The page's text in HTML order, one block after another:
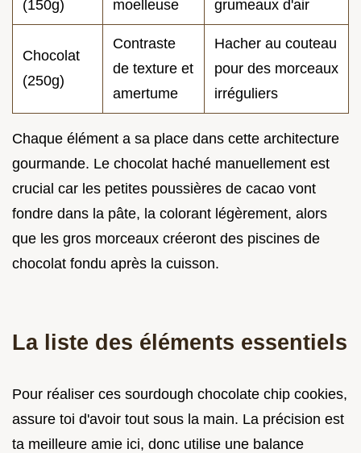
(150g)
moelleuse
grumeaux d'air
Chocolat
(250g)
Contraste
de texture et
amertume
Hacher au couteau
pour des morceaux
irréguliers
Chaque élément a sa place dans cette architecture
gourmande. Le chocolat haché manuellement est
crucial car les petites poussières de cacao vont
fondre dans la pâte, la colorant légèrement, alors
que les gros morceaux créeront des piscines de
chocolat fondu après la cuisson.
La liste des éléments essentiels
Pour réaliser ces sourdough chocolate chip cookies,
assure toi d'avoir tout sous la main. La précision est
ta meilleure amie ici, donc utilise une balance